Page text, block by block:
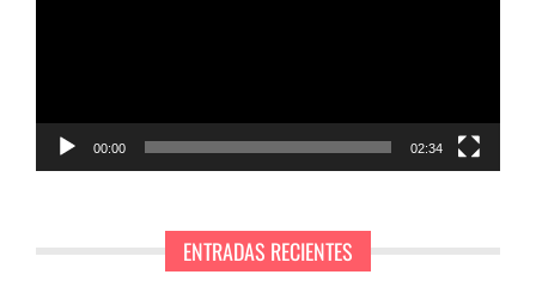
00:00 02:34
ENTRADAS RECIENTES